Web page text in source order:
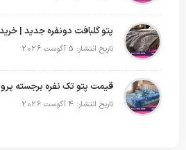
تاریخ انتشار: 5 آگوست 2026
تاریخ انتشار: 4 آگوست 2026